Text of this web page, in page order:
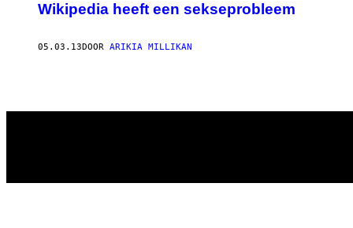
Wikipedia heeft een sekseprobleem
05.03.13DOOR ARIKIA MILLIKAN